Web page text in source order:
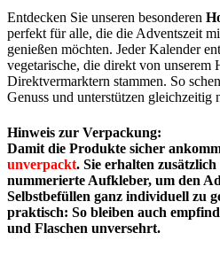
Entdecken Sie unseren besonderen
perfekt für alle, die die Adventszeit
genießen möchten. Jeder Kalender
vegetarische, die direkt von unserem
Direktvermarktern stammen. So
Genuss und unterstützen gleichzeitig
Hinweis zur Verpackung:
Damit die Produkte sicher
unverpackt. Sie erhalten
nummerierte Aufkleber, um den
Selbstbefüllen ganz individuell zu
praktisch: So bleiben auch
und Flaschen unversehrt.